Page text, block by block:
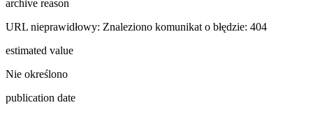
archive reason
URL nieprawidłowy: Znaleziono komunikat o błędzie: 404
estimated value
Nie określono
publication date